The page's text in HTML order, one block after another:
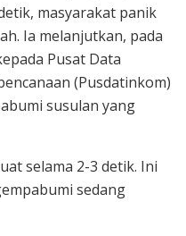
masyarakat panik
Ia melanjutkan, pada
Pusat Data
(Pusdatinkom)
susulan yang
selama 2-3 detik. Ini
sedang